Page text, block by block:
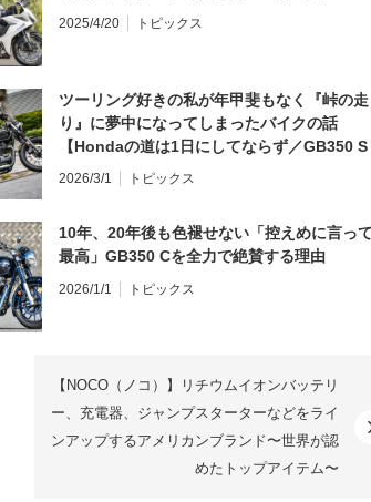
2025/4/20 トピックス
ツーリング好きの私が年甲斐もなく『峠の走
り』に夢中になってしまったバイクの話
【Hondaの道は1日にしてならず／GB350 S
インプレ・レビュー 前編】
2026/3/1 トピックス
10年、20年後も色褪せない「控えめに言っ
最高」GB350 Cを全力で絶賛する理由
2026/1/1 トピックス
【NOCO（ノコ）】リチウムイオンバッテリ
ー、充電器、ジャンプスターターなどをライ
ンアップするアメリカンブランド〜世界が認
めたトップアイテム〜